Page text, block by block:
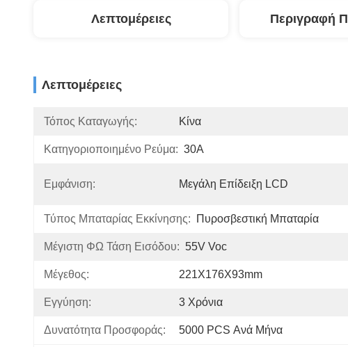
Λεπτομέρειες Περιγραφή
Λεπτομέρειες
Τόπος Καταγωγής: Κίνα
Κατηγοριοποιημένο Ρεύμα: 30Α
Εμφάνιση: Μεγάλη Επίδειξη LCD
Τύπος Μπαταρίας Εκκίνησης: Πυροσβεστική Μπαταρία
Μέγιστη ΦΩ Τάση Εισόδου: 55V Voc
Μέγεθος: 221X176X93mm
Εγγύηση: 3 Χρόνια
Δυνατότητα Προσφοράς: 5000 PCS Ανά Μήνα